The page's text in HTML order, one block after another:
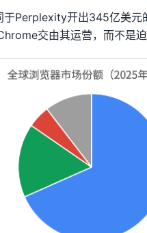
Perplexity开出345亿美元
交由其运营，而不是迫